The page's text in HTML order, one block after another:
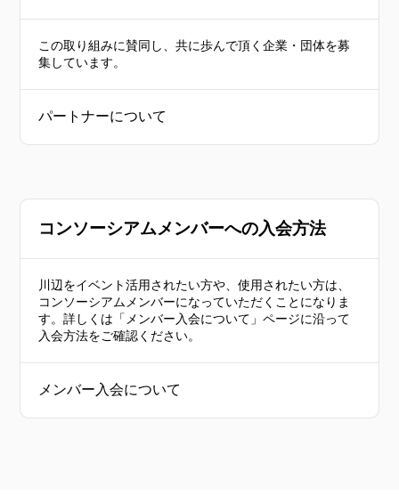
この取り組みに賛同し、共に歩んで頂く企業・団体を募
集しています。
パートナーについて
コンソーシアムメンバーへの入会方法
川辺をイベント活用されたい方や、使用されたい方は、
コンソーシアムメンバーになっていただくことになりま
す。詳しくは「メンバー入会について」ページに沿って
入会方法をご確認ください。
メンバー入会について